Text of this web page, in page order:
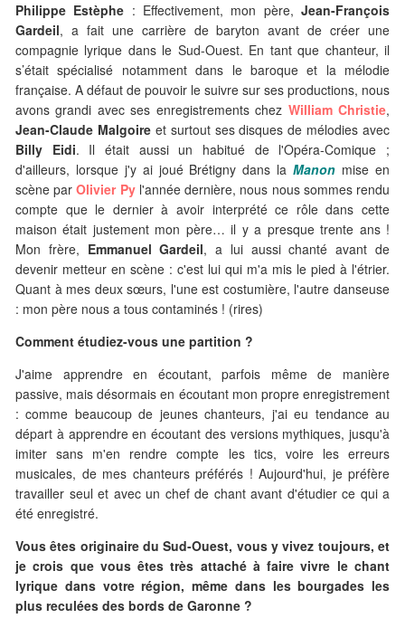
Philippe Estèphe : Effectivement, mon père,Jean-François
Gardeil, a fait une carrière de baryton avant de créer une
compagnie lyrique dans le Sud-Ouest. En tant que chanteur, il
s’était spécialisé notamment dans le baroque et la mélodie
française. A défaut de pouvoir le suivre sur ses productions, nous
avons grandi avec ses enregistrements chez William Christie,
Jean-Claude Malgoireet surtout ses disques de mélodies avec
Billy Eidi. Il était aussi un habitué de l'Opéra-Comique ;
d'ailleurs, lorsque j'y ai joué Brétigny dans laManon mise en
scène parOlivier Pyl'année dernière, nous nous sommes rendu
compte que le dernier à avoir interprété ce rôle dans cette
maison était justement mon père… il y a presque trente ans !
Mon frère, Emmanuel Gardeil, a lui aussi chanté avant de
devenir metteur en scène : c'est lui qui m'a mis le pied à l'étrier.
Quant à mes deux sœurs, l'une est costumière, l'autre danseuse
: mon père nous a tous contaminés ! (rires)
Comment étudiez-vous une partition ?
J'aime apprendre en écoutant, parfois même de manière
passive, mais désormais en écoutant mon propre enregistrement
: comme beaucoup de jeunes chanteurs, j'ai eu tendance au
départ à apprendre en écoutant des versions mythiques, jusqu'à
imiter sans m'en rendre compte les tics, voire les erreurs
musicales, de mes chanteurs préférés ! Aujourd'hui, je préfère
travailler seul et avec un chef de chant avant d'étudier ce qui a
été enregistré.
Vous êtes originaire du Sud-Ouest, vous y vivez toujours, et
je crois que vous êtes très attaché à faire vivre le chant
lyrique dans votre région, même dans les bourgades les
plus reculées des bords de Garonne ?